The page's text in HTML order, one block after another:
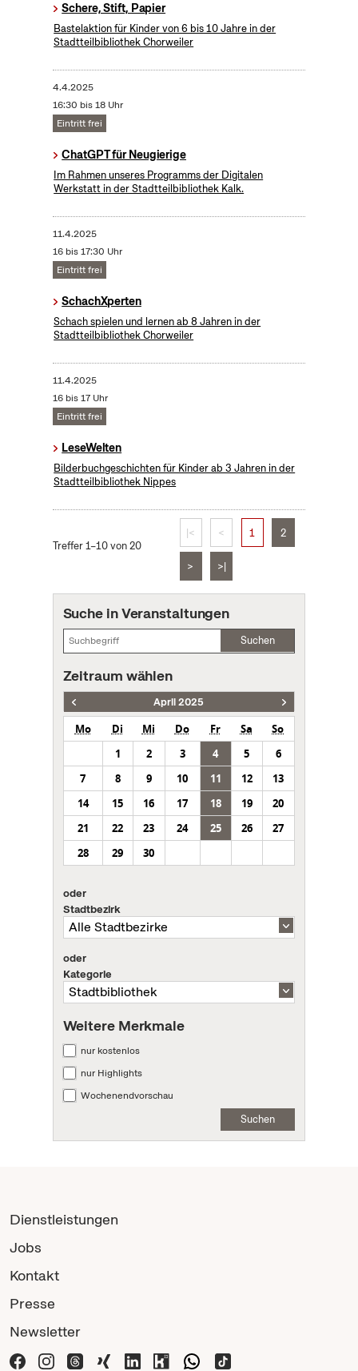
Schere, Stift, Papier
Bastelaktion für Kinder von 6 bis 10 Jahre in der
Stadtteilbibliothek Chorweiler
4.4.2025
16:30 bis 18 Uhr
Eintritt frei
ChatGPT für Neugierige
Im Rahmen unseres Programms der Digitalen
Werkstatt in der Stadtteilbibliothek Kalk.
11.4.2025
16 bis 17:30 Uhr
Eintritt frei
SchachXperten
Schach spielen und lernen ab 8 Jahren in der
Stadtteilbibliothek Chorweiler
11.4.2025
16 bis 17 Uhr
Eintritt frei
LeseWelten
Bilderbuchgeschichten für Kinder ab 3 Jahren in der
Stadtteilbibliothek Nippes
Treffer 1–10 von 20
|< < 1 2
> >|
Suche in Veranstaltungen
Suchen
Zeitraum wählen
April 2025
Mo Di Mi Do Fr Sa
So
1
2 3 4 5
6
7
8 9 10 11 12
13
14
15 16 17 18 19
20
21
22 23 24 25 26
27
28
29 30
oder
Stadtbezirk
oder
Kategorie
Weitere Merkmale
nur kostenlos
nur Highlights
Wochenendvorschau
Suchen
Dienstleistungen
Jobs
Kontakt
Presse
Newsletter